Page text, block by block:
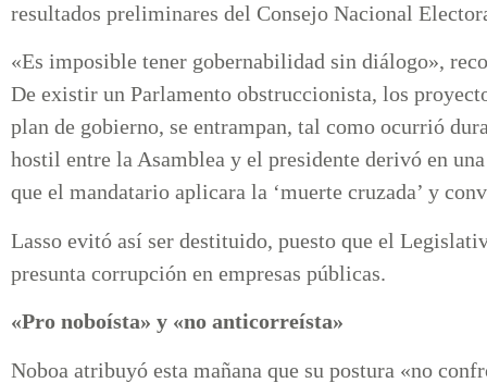
resultados preliminares del Consejo Nacional
«Es imposible tener gobernabilidad sin diálogo»,
De existir un Parlamento obstruccionista, los
plan de gobierno, se entrampan, tal como ocurrió
hostil entre la Asamblea y el presidente derivó en
que el mandatario aplicara la ‘muerte cruzada’ y
Lasso evitó así ser destituido, puesto que el
presunta corrupción en empresas públicas.
«Pro noboísta» y «no anticorreísta»
Noboa atribuyó esta mañana que su postura «no